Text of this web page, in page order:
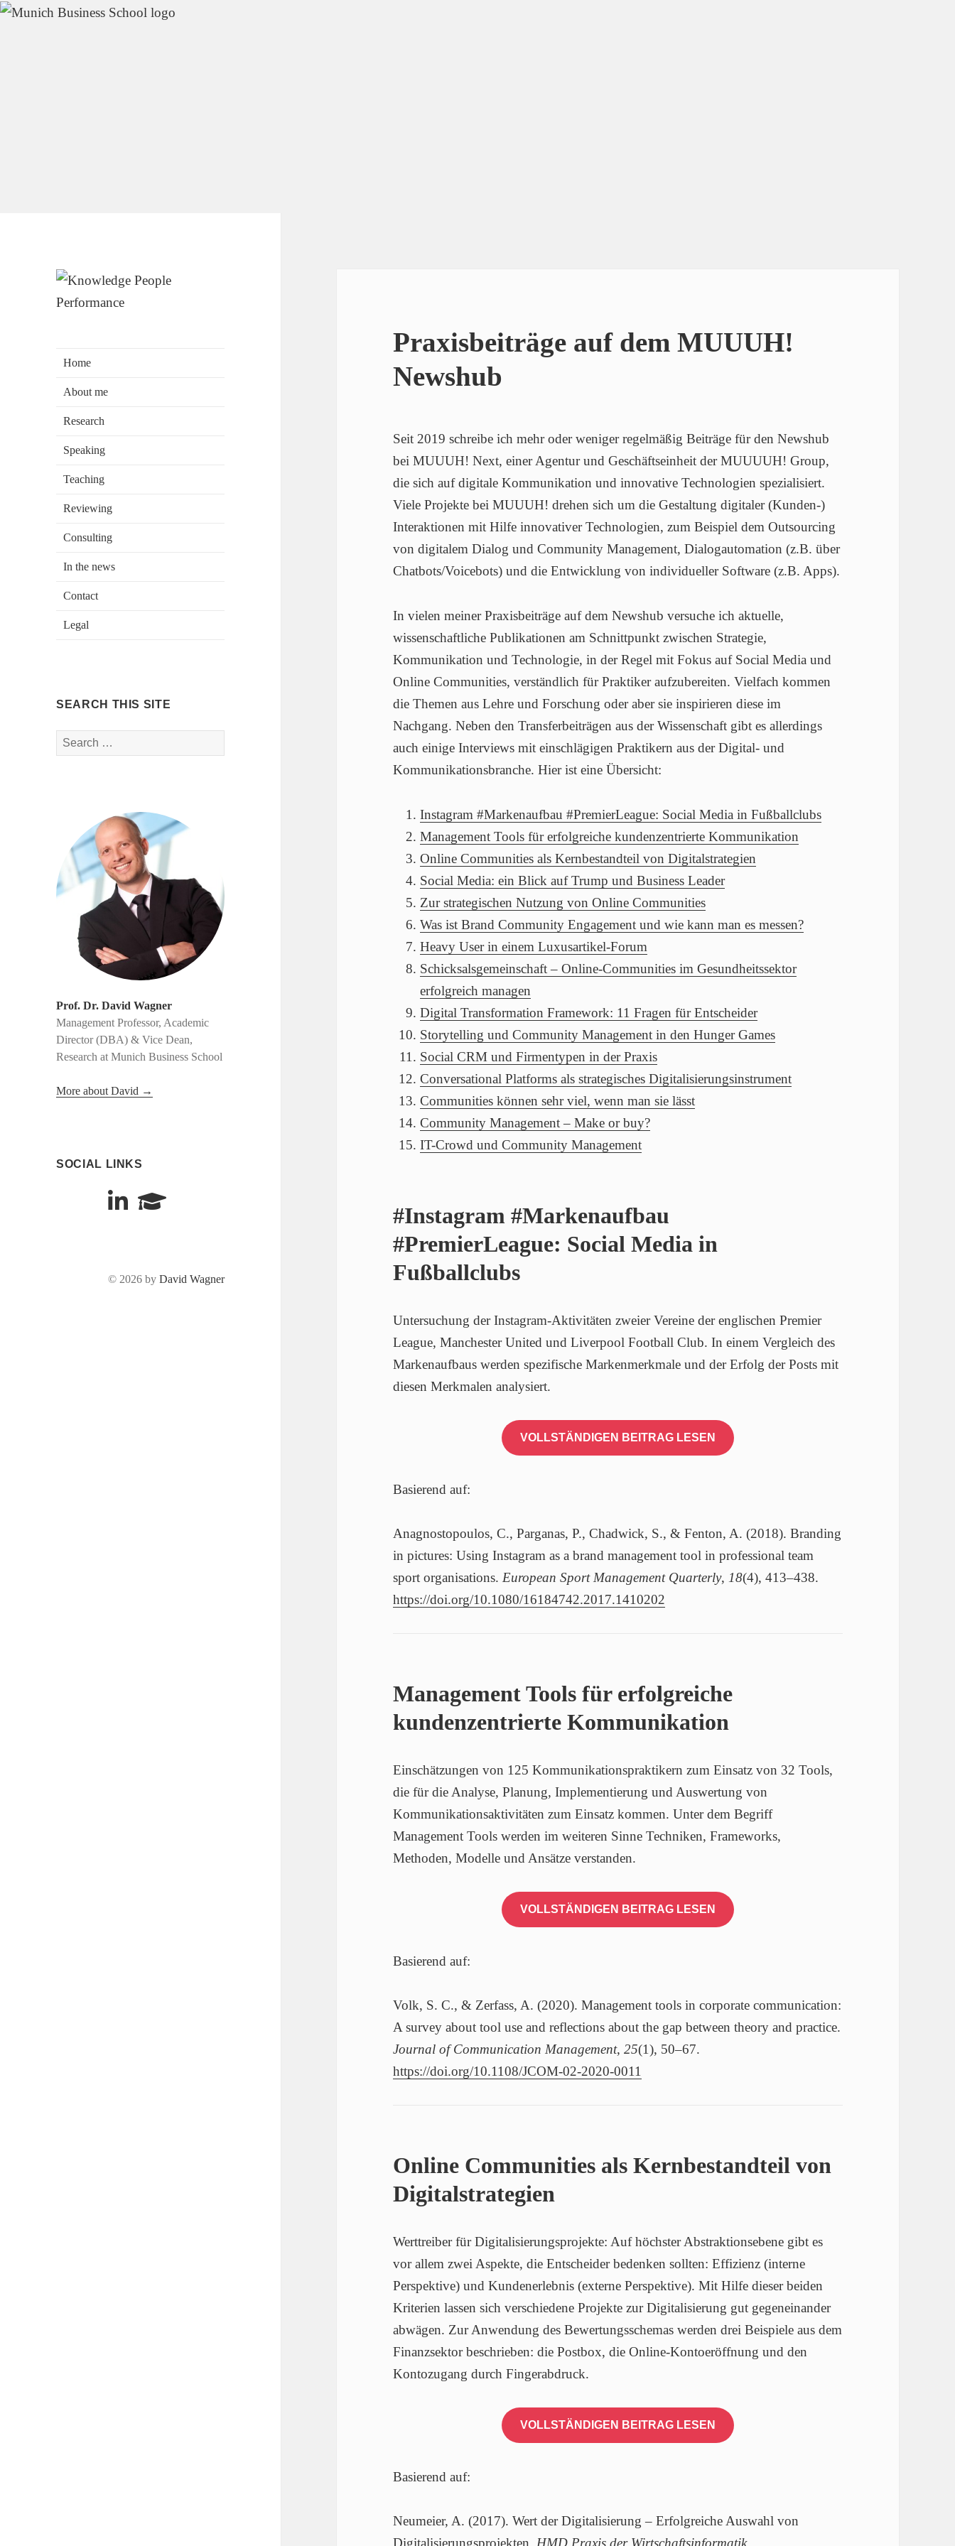
People
Home
About me
Research
Speaking
Teaching
Reviewing
Consulting
In the news
Contact
Legal
SEARCH THIS SITE
Search
for:
Prof. Dr. David Wagner
Management Professor, Academic
Director (DBA) & Vice Dean,
Research at Munich Business School
More about David →
SOCIAL LINKS
© 2026 byDavid Wagner
Praxisbeiträge auf dem MUUUH!
Newshub
Seit 2019 schreibe ich mehr oder weniger regelmäßig Beiträge für den Newshub
bei MUUUH! Next, einer Agentur und Geschäftseinheit der MUUUUH! Group,
die sich auf digitale Kommunikation und innovative Technologien spezialisiert.
Viele Projekte bei MUUUH! drehen sich um die Gestaltung digitaler (Kunden-)
Interaktionen mit Hilfe innovativer Technologien, zum Beispiel dem Outsourcing
von digitalem Dialog und Community Management, Dialogautomation (z.B. über
Chatbots/Voicebots) und die Entwicklung von individueller Software (z.B. Apps).
In vielen meiner Praxisbeiträge auf dem Newshub versuche ich aktuelle,
wissenschaftliche Publikationen am Schnittpunkt zwischen Strategie,
Kommunikation und Technologie, in der Regel mit Fokus auf Social Media und
Online Communities, verständlich für Praktiker aufzubereiten. Vielfach kommen
die Themen aus Lehre und Forschung oder aber sie inspirieren diese im
Nachgang. Neben den Transferbeiträgen aus der Wissenschaft gibt es allerdings
auch einige Interviews mit einschlägigen Praktikern aus der Digital- und
Kommunikationsbranche. Hier ist eine Übersicht:
Instagram #Markenaufbau #PremierLeague: Social Media in Fußballclubs
Management Tools für erfolgreiche kundenzentrierte Kommunikation
Online Communities als Kernbestandteil von Digitalstrategien
Social Media: ein Blick auf Trump und Business Leader
Zur strategischen Nutzung von Online Communities
Was ist Brand Community Engagement und wie kann man es messen?
Heavy User in einem Luxusartikel-Forum
Schicksalsgemeinschaft – Online-Communities im Gesundheitssektor
erfolgreich managen
Digital Transformation Framework: 11 Fragen für Entscheider
Storytelling und Community Management in den Hunger Games
Social CRM und Firmentypen in der Praxis
Conversational Platforms als strategisches Digitalisierungsinstrument
Communities können sehr viel, wenn man sie lässt
Community Management – Make or buy?
IT-Crowd und Community Management
#Instagram #Markenaufbau
#PremierLeague: Social Media in
Fußballclubs
Untersuchung der Instagram-Aktivitäten zweier Vereine der englischen Premier
League, Manchester United und Liverpool Football Club. In einem Vergleich des
Markenaufbaus werden spezifische Markenmerkmale und der Erfolg der Posts mit
diesen Merkmalen analysiert.
VOLLSTÄNDIGEN BEITRAG LESEN
Basierend auf:
Anagnostopoulos, C., Parganas, P., Chadwick, S., & Fenton, A. (2018). Branding
in pictures: Using Instagram as a brand management tool in professional team
sport organisations. European Sport Management Quarterly, 18(4), 413–438.
https://doi.org/10.1080/16184742.2017.1410202
Management Tools für erfolgreiche
kundenzentrierte Kommunikation
Einschätzungen von 125 Kommunikationspraktikern zum Einsatz von 32 Tools,
die für die Analyse, Planung, Implementierung und Auswertung von
Kommunikationsaktivitäten zum Einsatz kommen. Unter dem Begriff
Management Tools werden im weiteren Sinne Techniken, Frameworks,
Methoden, Modelle und Ansätze verstanden.
VOLLSTÄNDIGEN BEITRAG LESEN
Basierend auf:
Volk, S. C., & Zerfass, A. (2020). Management tools in corporate communication:
A survey about tool use and reflections about the gap between theory and practice.
Journal of Communication Management,25(1), 50–67.
https://doi.org/10.1108/JCOM-02-2020-0011
Online Communities als Kernbestandteil von
Digitalstrategien
Werttreiber für Digitalisierungsprojekte: Auf höchster Abstraktionsebene gibt es
vor allem zwei Aspekte, die Entscheider bedenken sollten: Effizienz (interne
Perspektive) und Kundenerlebnis (externe Perspektive). Mit Hilfe dieser beiden
Kriterien lassen sich verschiedene Projekte zur Digitalisierung gut gegeneinander
abwägen. Zur Anwendung des Bewertungsschemas werden drei Beispiele aus dem
Finanzsektor beschrieben: die Postbox, die Online-Kontoeröffnung und den
Kontozugang durch Fingerabdruck.
VOLLSTÄNDIGEN BEITRAG LESEN
Basierend auf:
Neumeier, A. (2017). Wert der Digitalisierung – Erfolgreiche Auswahl von
Digitalisierungsprojekten. HMD Praxis der Wirtschaftsinformatik.